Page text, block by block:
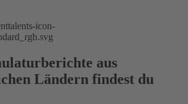
icon-
aus
Ländern findest du